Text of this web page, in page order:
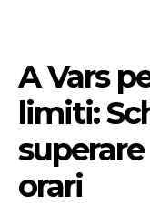
A Vars
limiti:
orari